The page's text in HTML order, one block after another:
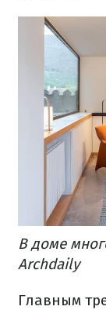
В доме
Archdaily
Главным